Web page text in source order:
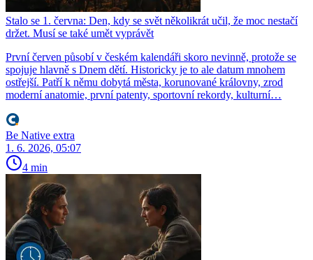
Stalo se 1. června: Den, kdy se svět několikrát učil, že moc nestačí
držet. Musí se také umět vyprávět
První červen působí v českém kalendáři skoro nevinně, protože se
spojuje hlavně s Dnem dětí. Historicky je to ale datum mnohem
ostřejší. Patří k němu dobytá města, korunované královny, zrod
moderní anatomie, první patenty, sportovní rekordy, kulturní…
Be Native extra
1. 6. 2026, 05:07
4 min